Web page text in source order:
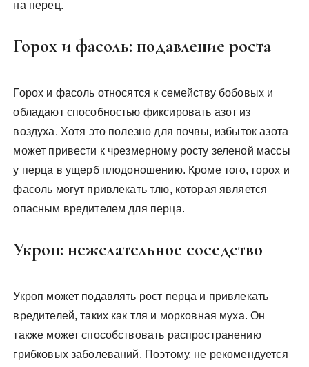
на перец.
Горох и фасоль: подавление роста
Горох и фасоль относятся к семейству бобовых и
обладают способностью фиксировать азот из
воздуха. Хотя это полезно для почвы, избыток азота
может привести к чрезмерному росту зеленой массы
у перца в ущерб плодоношению. Кроме того, горох и
фасоль могут привлекать тлю, которая является
опасным вредителем для перца.
Укроп: нежелательное соседство
Укроп может подавлять рост перца и привлекать
вредителей, таких как тля и морковная муха. Он
также может способствовать распространению
грибковых заболеваний. Поэтому, не рекомендуется